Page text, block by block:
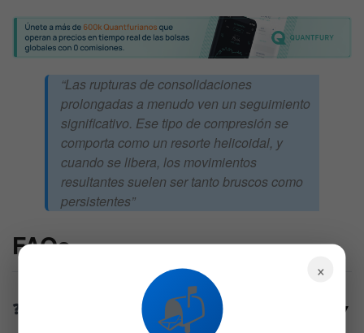
“Las rupturas de consolidaciones
prolongadas a menudo ven un seguimiento
significativo. Ese tipo de compresión se
comporta como un resorte helicoidal, y
cuando se libera, los movimientos
resultantes suelen ser tanto bruscos como
persistentes”
FAQs
¿Qué patrón histórico del Nasdaq advierten los
analistas de BTIG tras el reciente desplome?
▼
×
📬